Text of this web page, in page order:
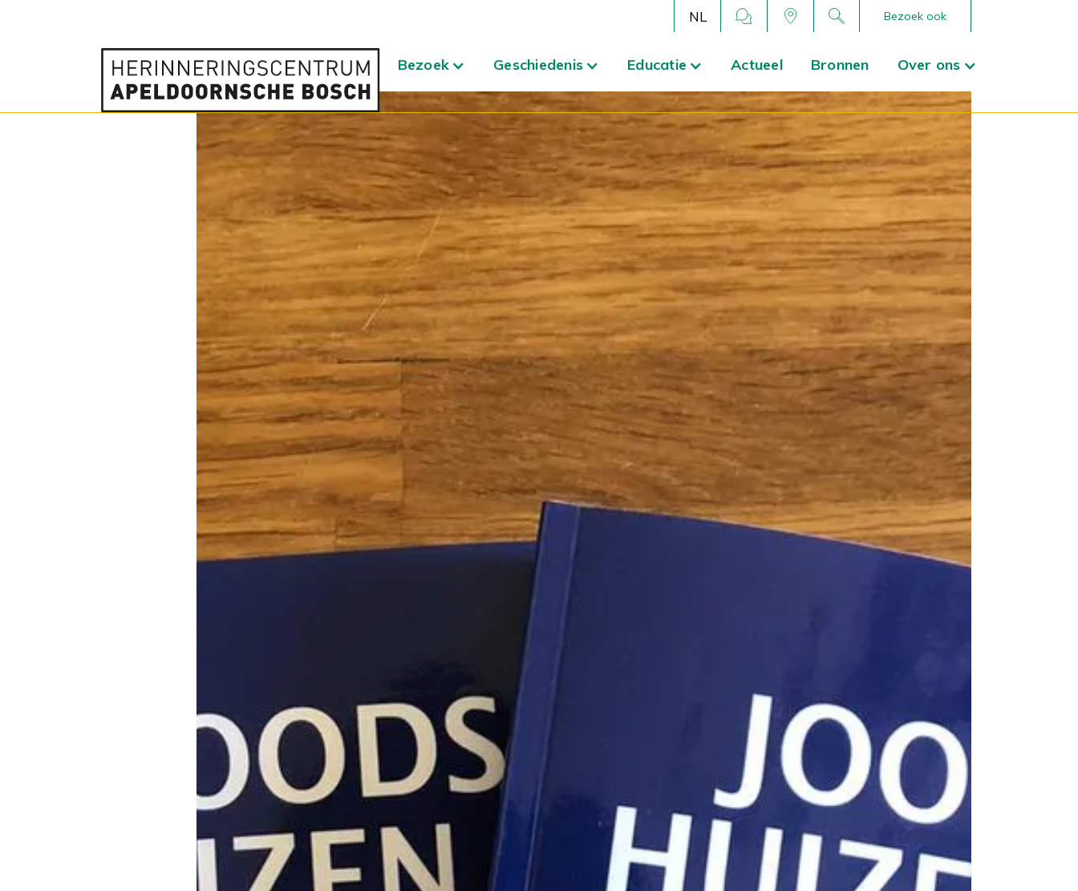
NL Bezoek ook
Bezoek Geschiedenis Educatie Actueel Bronnen Over ons